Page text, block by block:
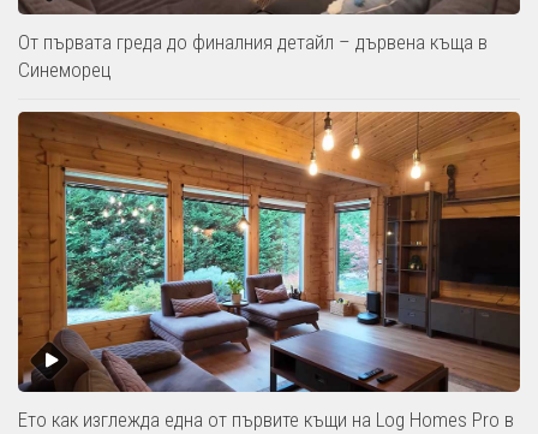
От първата греда до финалния детайл – дървена къща в
Синеморец
Ето как изглежда една от първите къщи на Log Homes Pro в